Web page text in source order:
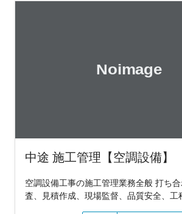
中途 施工管理【空調設備】
空調設備工事の施工管理業務全般 打ち
査、見積作成、現場監督、品質安全、工